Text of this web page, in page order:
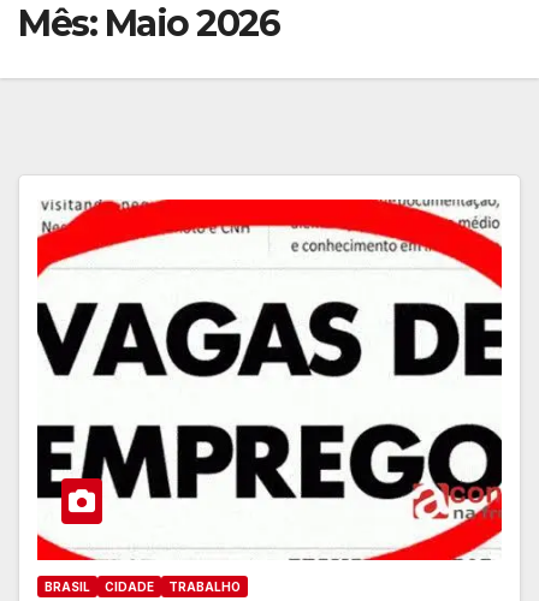
Mês: Maio 2026
BRASIL CIDADE TRABALHO